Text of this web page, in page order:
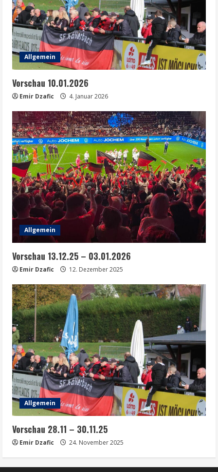
Allgemein
Vorschau 10.01.2026
Emir Dzafic 4. Januar 2026
Allgemein
Vorschau 13.12.25 – 03.01.2026
Emir Dzafic 12. Dezember 2025
Allgemein
Vorschau 28.11 – 30.11.25
Emir Dzafic 24. November 2025